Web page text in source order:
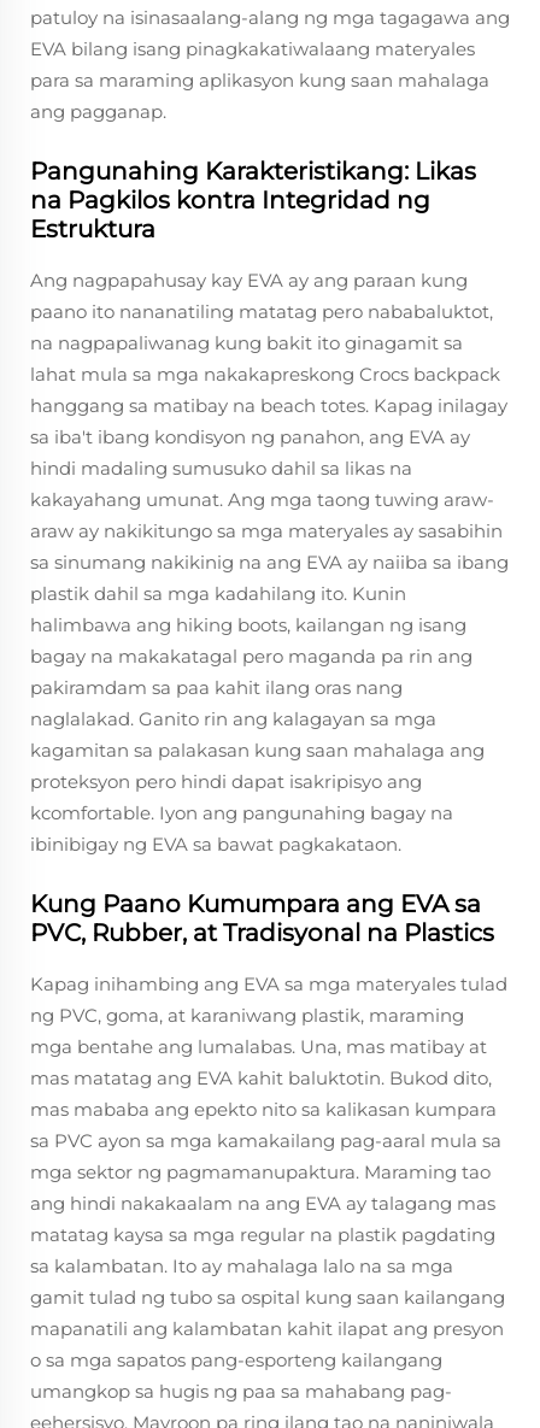
patuloy na isinasaalang-alang ng mga tagagawa ang
EVA bilang isang pinagkakatiwalaang materyales
para sa maraming aplikasyon kung saan mahalaga
ang pagganap.
Pangunahing Karakteristikang: Likas
na Pagkilos kontra Integridad ng
Estruktura
Ang nagpapahusay kay EVA ay ang paraan kung
paano ito nananatiling matatag pero nababaluktot,
na nagpapaliwanag kung bakit ito ginagamit sa
lahat mula sa mga nakakapreskong Crocs backpack
hanggang sa matibay na beach totes. Kapag inilagay
sa iba't ibang kondisyon ng panahon, ang EVA ay
hindi madaling sumusuko dahil sa likas na
kakayahang umunat. Ang mga taong tuwing araw-
araw ay nakikitungo sa mga materyales ay sasabihin
sa sinumang nakikinig na ang EVA ay naiiba sa ibang
plastik dahil sa mga kadahilang ito. Kunin
halimbawa ang hiking boots, kailangan ng isang
bagay na makakatagal pero maganda pa rin ang
pakiramdam sa paa kahit ilang oras nang
naglalakad. Ganito rin ang kalagayan sa mga
kagamitan sa palakasan kung saan mahalaga ang
proteksyon pero hindi dapat isakripisyo ang
kcomfortable. Iyon ang pangunahing bagay na
ibinibigay ng EVA sa bawat pagkakataon.
Kung Paano Kumumpara ang EVA sa
PVC, Rubber, at Tradisyonal na Plastics
Kapag inihambing ang EVA sa mga materyales tulad
ng PVC, goma, at karaniwang plastik, maraming
mga bentahe ang lumalabas. Una, mas matibay at
mas matatag ang EVA kahit baluktotin. Bukod dito,
mas mababa ang epekto nito sa kalikasan kumpara
sa PVC ayon sa mga kamakailang pag-aaral mula sa
mga sektor ng pagmamanupaktura. Maraming tao
ang hindi nakakaalam na ang EVA ay talagang mas
matatag kaysa sa mga regular na plastik pagdating
sa kalambatan. Ito ay mahalaga lalo na sa mga
gamit tulad ng tubo sa ospital kung saan kailangang
mapanatili ang kalambatan kahit ilapat ang presyon
o sa mga sapatos pang-esporteng kailangang
umangkop sa hugis ng paa sa mahabang pag-
eehersisyo. Mayroon pa ring ilang tao na naniniwala